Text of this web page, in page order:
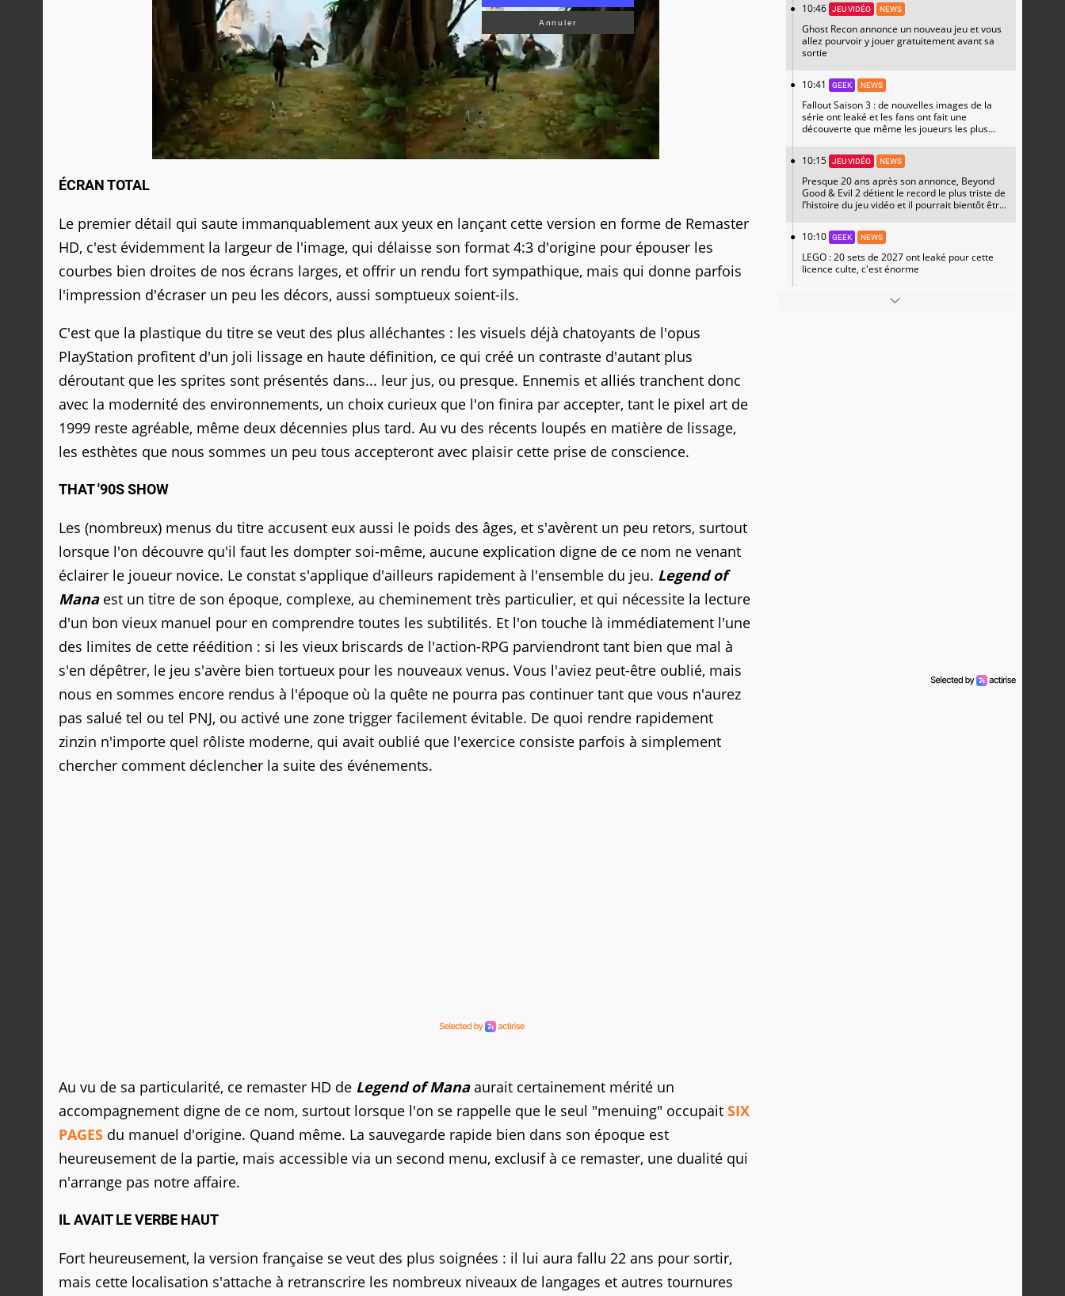
Annuler
ÉCRAN TOTAL
Le premier détail qui saute immanquablement aux yeux en lançant cette version en forme de Remaster
HD, c'est évidemment la largeur de l'image, qui délaisse son format 4:3 d'origine pour épouser les
courbes bien droites de nos écrans larges, et offrir un rendu fort sympathique, mais qui donne parfois
l'impression d'écraser un peu les décors, aussi somptueux soient-ils.
C'est que la plastique du titre se veut des plus alléchantes : les visuels déjà chatoyants de l'opus
PlayStation profitent d'un joli lissage en haute définition, ce qui créé un contraste d'autant plus
déroutant que les sprites sont présentés dans... leur jus, ou presque. Ennemis et alliés tranchent donc
avec la modernité des environnements, un choix curieux que l'on finira par accepter, tant le pixel art de
1999 reste agréable, même deux décennies plus tard. Au vu des récents loupés en matière de lissage,
les esthètes que nous sommes un peu tous accepteront avec plaisir cette prise de conscience.
THAT '90S SHOW
Les (nombreux) menus du titre accusent eux aussi le poids des âges, et s'avèrent un peu retors, surtout
lorsque l'on découvre qu'il faut les dompter soi-même, aucune explication digne de ce nom ne venant
éclairer le joueur novice. Le constat s'applique d'ailleurs rapidement à l'ensemble du jeu. Legend of
Manaest un titre de son époque, complexe, au cheminement très particulier, et qui nécessite la lecture
d'un bon vieux manuel pour en comprendre toutes les subtilités. Et l'on touche là immédiatement l'une
des limites de cette réédition : si les vieux briscards de l'action-RPG parviendront tant bien que mal à
s'en dépêtrer, le jeu s'avère bien tortueux pour les nouveaux venus. Vous l'aviez peut-être oublié, mais
nous en sommes encore rendus à l'époque où la quête ne pourra pas continuer tant que vous n'aurez
pas salué tel ou tel PNJ, ou activé une zone trigger facilement évitable. De quoi rendre rapidement
zinzin n'importe quel rôliste moderne, qui avait oublié que l'exercice consiste parfois à simplement
chercher comment déclencher la suite des événements.
Au vu de sa particularité, ce remaster HD de Legend of Manaaurait certainement mérité un
accompagnement digne de ce nom, surtout lorsque l'on se rappelle que le seul "menuing" occupait SIX
PAGES du manuel d'origine. Quand même. La sauvegarde rapide bien dans son époque est
heureusement de la partie, mais accessible via un second menu, exclusif à ce remaster, une dualité qui
n'arrange pas notre affaire.
IL AVAIT LE VERBE HAUT
Fort heureusement, la version française se veut des plus soignées : il lui aura fallu 22 ans pour sortir,
mais cette localisation s'attache à retranscrire les nombreux niveaux de langages et autres tournures
10:46
JEU VIDÉO NEWS
Ghost Recon annonce un nouveau jeu et vous
allez pourvoir y jouer gratuitement avant sa
sortie
10:41 GEEK NEWS
Fallout Saison 3 : de nouvelles images de la
série ont leaké et les fans ont fait une
découverte que même les joueurs les plus
10:15
JEU VIDÉO NEWS
Presque 20 ans après son annonce, Beyond
Good & Evil 2 détient le record le plus triste de
l’histoire du jeu vidéo et il pourrait bientôt être
10:10
GEEK NEWS
LEGO : 20 sets de 2027 ont leaké pour cette
licence culte, c'est énorme